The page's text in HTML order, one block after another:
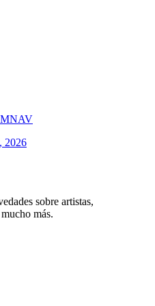
MNAV
2026
sobre artistas,
más.